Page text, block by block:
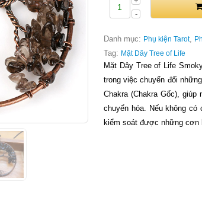
Danh mục: Phụ kiện Tarot,
Tag: Mặt Dây Tree of Life
Mặt Dây Tree of Life
trong việc chuyển đổi
Chakra (Chakra Gốc),
chuyển hóa. Nếu không
kiểm soát được những cơn